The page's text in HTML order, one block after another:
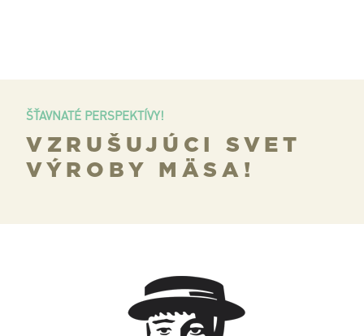
ŠŤAVNATÉ PERSPEKTÍVY!
VZRUŠUJÚCI SVET
VÝROBY MÄSA!